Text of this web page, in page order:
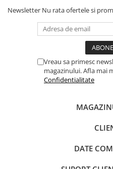
Newsletter Nu rata ofertele si
Vreau sa primesc
magazinului. Afla mai
Confidentialitate
DATE